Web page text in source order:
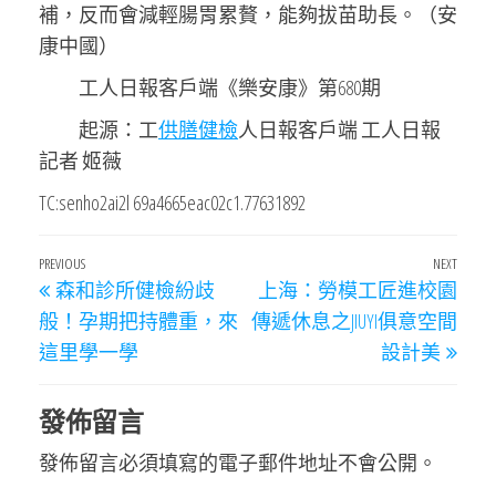
補，反而會減輕腸胃累贅，能夠拔苗助長。（安
康中國）
工人日報客戶端《樂安康》第680期
起源：工供膳健檢人日報客戶端 工人日報
記者 姬薇
TC:senho2ai2l 69a4665eac02c1.77631892
文
章
導
Previous
Post
PREVIOUS
森和診所健檢紛歧
般！孕期把持體重，來
這里學一學
Next
NEXT
上海：勞模工匠進校園
傳遞休息之JIUYI俱意空間
設計美
發佈留言
發佈留言必須填寫的電子郵件地址不會公開。